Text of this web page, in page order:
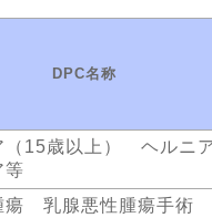
DPC名称
（15歳以上） ヘル
等
瘍 乳腺悪性腫瘍手術